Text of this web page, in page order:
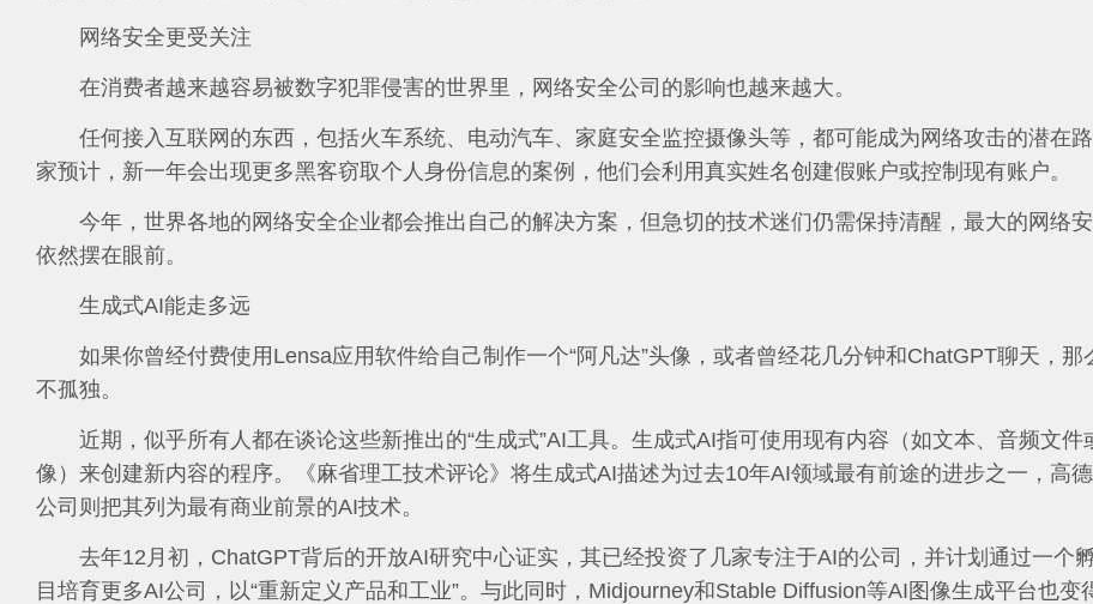
网络安全更受关注
在消费者越来越容易被数字犯罪侵害的世界里，网络安全公司的影响也越来越大。
任何接入互联网的东西，包括火车系统、电动汽车、家庭安全监控摄像头等，都可能成为网络攻击的潜在
家预计，新一年会出现更多黑客窃取个人身份信息的案例，他们会利用真实姓名创建假账户或控制现有账户。
今年，世界各地的网络安全企业都会推出自己的解决方案，但急切的技术迷们仍需保持清醒，最大的网络
依然摆在眼前。
生成式AI能走多远
如果你曾经付费使用Lensa应用软件给自己制作一个“阿凡达”头像，或者曾经花几分钟和ChatGPT聊天，那
不孤独。
近期，似乎所有人都在谈论这些新推出的“生成式”AI工具。生成式AI指可使用现有内容（如文本、音频文件
像）来创建新内容的程序。《麻省理工技术评论》将生成式AI描述为过去10年AI领域最有前途的进步之一，高
公司则把其列为最有商业前景的AI技术。
去年12月初，ChatGPT背后的开放AI研究中心证实，其已经投资了几家专注于AI的公司，并计划通过一个
目培育更多AI公司，以“重新定义产品和工业”。与此同时，Midjourney和Stable Diffusion等AI图像生成平台也变